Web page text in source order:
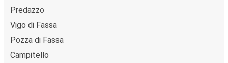
Predazzo
Vigo di Fassa
Pozza di Fassa
Campitello